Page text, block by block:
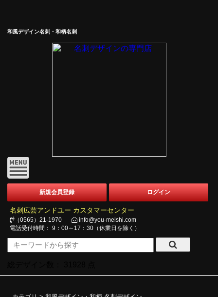
和風デザイン名刺・和柄名刺
新規会員登録 ログイン
名刺広芸アンドユー カスタマーセンター
（0565）21-1970
info@you-meishi.com
電話受付時間： 9：00～17：30（休業日を除く）